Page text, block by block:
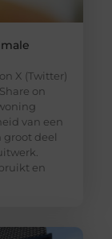
X (Twitter)
on
van een
groot deel
en